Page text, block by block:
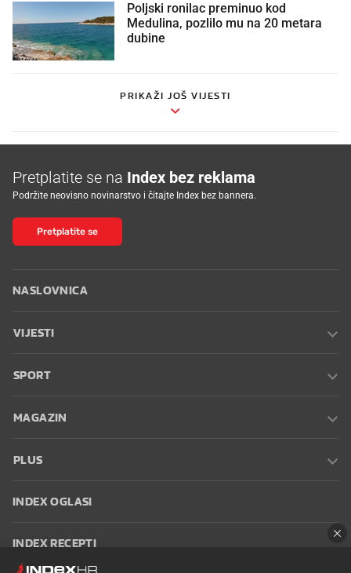
Poljski ronilac preminuo kod
Medulina, pozlilo mu na 20 metara
dubine
PRIKAŽI JOŠ VIJESTI
Pretplatite se na Index bez reklama
Podržite neovisno novinarstvo i čitajte Index bez bannera.
Pretplatite se
NASLOVNICA
VIJESTI
SPORT
MAGAZIN
PLUS
INDEX OGLASI
INDEX RECEPTI